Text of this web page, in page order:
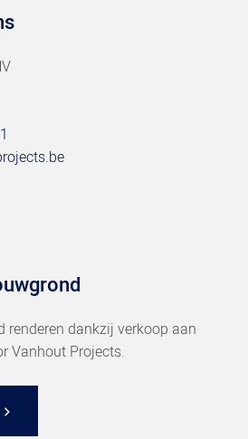
renderen dankzij verkoop aan
Vanhout Projects.